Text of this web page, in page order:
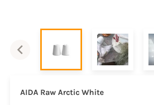
AIDA Raw Arctic White